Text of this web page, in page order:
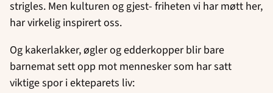
strigles. Men kulturen og gjest- friheten vi har møtt her,
har virkelig inspirert oss.
Og kakerlakker, øgler og edderkopper blir bare
barnemat sett opp mot mennesker som har satt
viktige spor i ekteparets liv: